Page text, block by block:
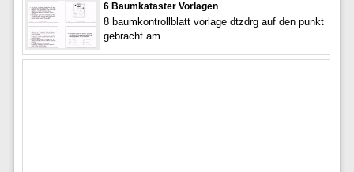
6 Baumkataster Vorlagen
8 baumkontrollblatt vorlage dtzdrg auf den punkt
gebracht am